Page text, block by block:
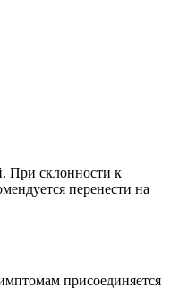
При склонности к
перенести на
присоединяется